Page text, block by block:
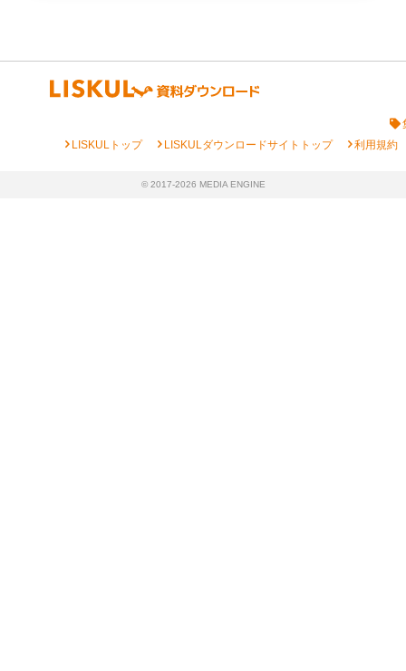
chevron_rightLISKULトップ chevron_rightLISKULダウンロードサイトトップ chevron_right利用規約
© 2017-2026 MEDIA ENGINE